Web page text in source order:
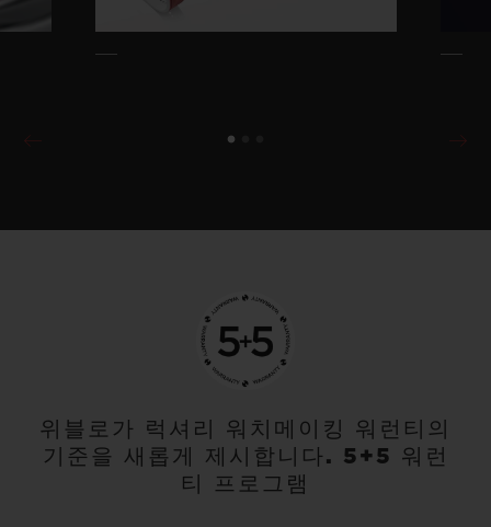
위블로가 럭셔리 워치메이킹 워런티의
기준을 새롭게 제시합니다. 5+5 워런
티 프로그램